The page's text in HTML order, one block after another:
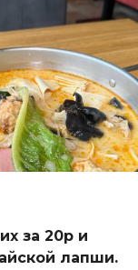
за 20р и
лапши.